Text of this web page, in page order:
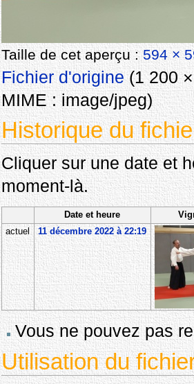
Taille de cet aperçu :594 ×
Fichier d'origine‎(1 200
MIME :image/jpeg)
Historique du
Cliquer sur une date et
moment-là.
Date et heure
actuel
11 décembre 2022 à 22:19
Vous ne pouvez pas
Utilisation du